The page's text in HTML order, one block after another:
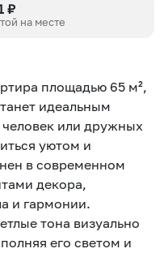
₽
на месте
площадью 65 м²,
идеальным
или дружных
уютом и
в современном
декора,
и гармонии.
тона визуально
его светом и